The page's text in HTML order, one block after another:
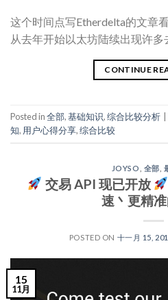
这个时间点写Etherdelta的文章
从去年开始以太坊陆续出现许
CONTINUE
Posted in全部,基础知识,综合比较分析
知, 用户心得分享,综合比较
JOYSO 全部
交易 API 现已开放
速丶更精
POSTED ON 十一月 15,
15
11月